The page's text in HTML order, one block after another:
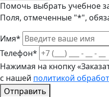
Помочь выбрать учебное
Поля, отмеченные "*",
Имя*
Телефон*
Нажимая на кнопку
с нашей политикой
Отправить